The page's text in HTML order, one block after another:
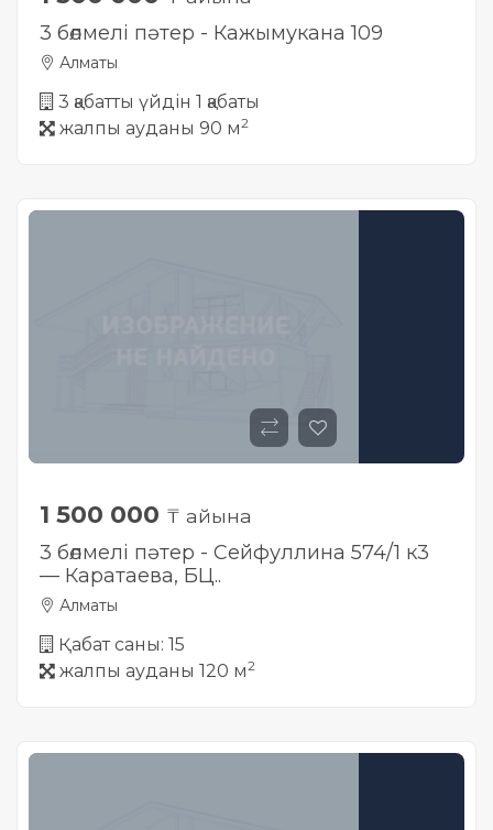
3 бөлмелі пәтер - Кажымукана 109
Алматы
3 қабатты үйдін 1 қабаты
жалпы ауданы 90 м2
1 500 000 ₸ айына
3 бөлмелі пәтер - Сейфуллина 574/1 к3
— Каратаева, БЦ..
Алматы
Қабат саны: 15
жалпы ауданы 120 м2